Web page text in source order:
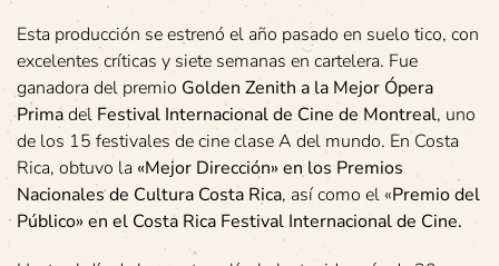
Esta producción se estrenó el año pasado en suelo tico, con
excelentes críticas y siete semanas en cartelera. Fue
ganadora del premio Golden Zenith a la Mejor Ópera
Primadel Festival Internacional de Cine de Montreal, uno
de los 15 festivales de cine clase A del mundo. En Costa
Rica, obtuvo la «Mejor Dirección» en los Premios
Nacionales de Cultura Costa Rica, así como el «Premio del
Público» en el Costa Rica Festival Internacional de Cine.